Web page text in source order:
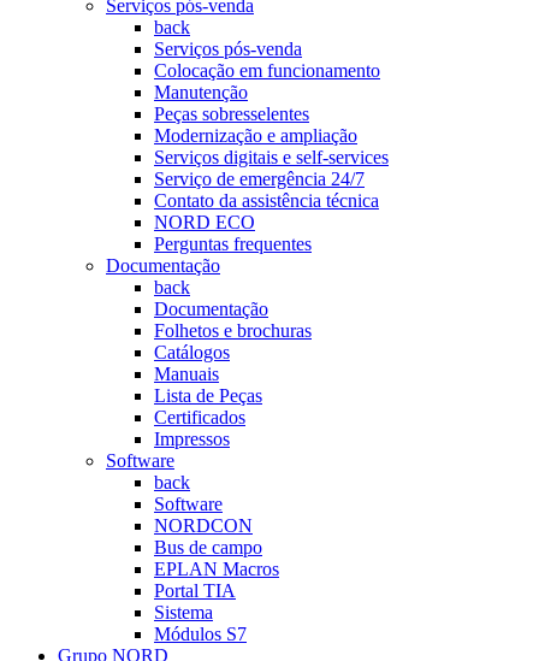
Serviços pós-venda
back
Serviços pós-venda
Colocação em funcionamento
Manutenção
Peças sobresselentes
Modernização e ampliação
Serviços digitais e self-services
Serviço de emergência 24/7
Contato da assistência técnica
NORD ECO
Perguntas frequentes
Documentação
back
Documentação
Folhetos e brochuras
Catálogos
Manuais
Lista de Peças
Certificados
Impressos
Software
back
Software
NORDCON
Bus de campo
EPLAN Macros
Portal TIA
Sistema
Módulos S7
Grupo NORD